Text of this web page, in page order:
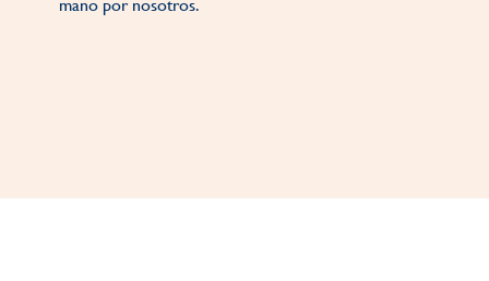
mano por nosotros.